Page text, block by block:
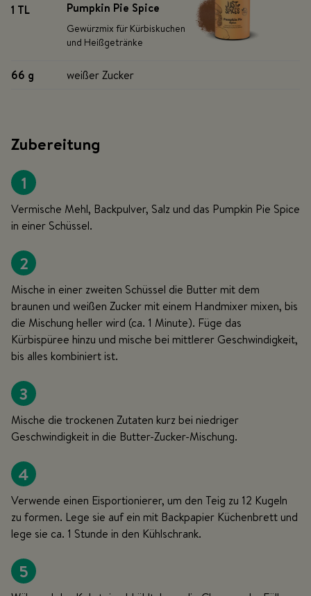
1 TL Pumpkin Pie Spice
Gewürzmix für Kürbiskuchen
und Heißgetränke
66 g weißer Zucker
Zubereitung
1
Vermische Mehl, Backpulver, Salz und das Pumpkin Pie Spice
in einer Schüssel.
2
Mische in einer zweiten Schüssel die Butter mit dem
braunen und weißen Zucker mit einem Handmixer mixen, bis
die Mischung heller wird (ca. 1 Minute). Füge das
Kürbispüree hinzu und mische bei mittlerer Geschwindigkeit,
bis alles kombiniert ist.
3
Mische die trockenen Zutaten kurz bei niedriger
Geschwindigkeit in die Butter-Zucker-Mischung.
4
Verwende einen Eisportionierer, um den Teig zu 12 Kugeln
zu formen. Lege sie auf ein mit Backpapier Küchenbrett und
lege sie ca. 1 Stunde in den Kühlschrank.
5